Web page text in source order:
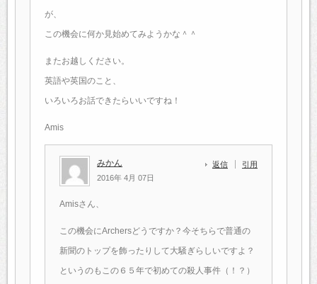
が、
この機会に何か見始めてみようかな＾＾
またお越しください。
英語や英国のこと、
いろいろお話できたらいいですね！
Amis
みかん
2016年 4月 07日
返信 引用
Amisさん、
この機会にArchersどうですか？今そちらで普通の
新聞のトップを飾ったりして大騒ぎらしいですよ？
というのもこの６５年で初めての殺人事件（！？）